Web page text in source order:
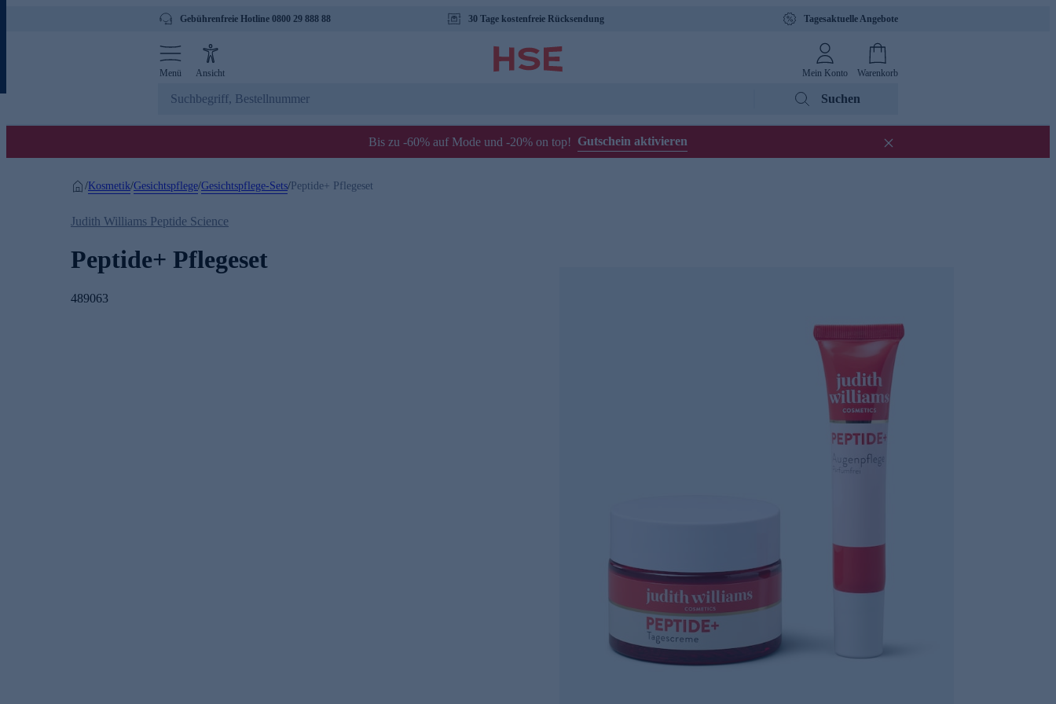
Gebührenfreie Hotline 0800 29 888 88 30 Tage kostenfreie Rücksendung Tagesaktuelle Angebote
Menü Ansicht Mein Konto Warenkorb
Suchen
Bis zu -60% auf Mode und -20% on top! Gutschein aktivieren
/Kosmetik/Gesichtspflege/Gesichtspflege-Sets/ Peptide+ Pflegeset
Judith Williams Peptide Science
Peptide+ Pflegeset
489063